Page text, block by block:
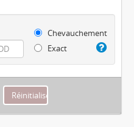
Chevauchement
Exact